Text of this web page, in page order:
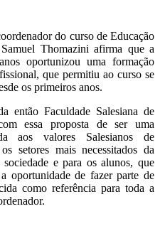
do curso de Educação
Thomazini afirma que a
oportunizou uma formação
que permitiu ao curso se
os primeiros anos.
então Faculdade Salesiana de
essa proposta de ser uma
aos valores Salesianos de
setores mais necessitados da
e para os alunos, que
oportunidade de fazer parte de
como referência para toda a